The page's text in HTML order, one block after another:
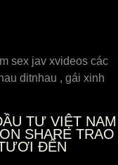
sex jav xvideos các
ditnhau , gái xinh
TƯ VIỆT NAM
SHARE TRAO
ĐẾN